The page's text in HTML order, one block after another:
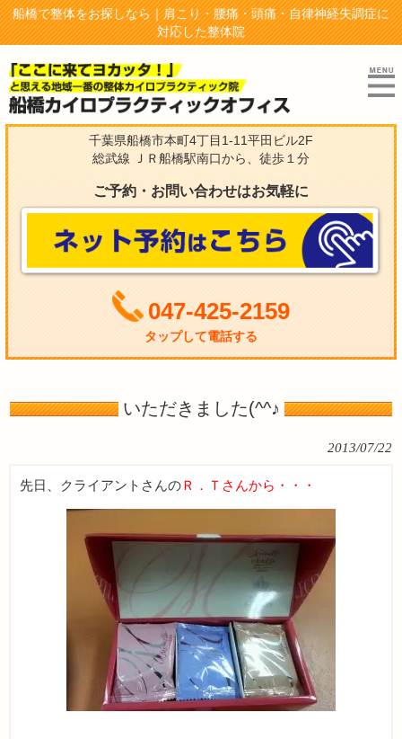
船橋で整体をお探しなら｜肩こり・腰痛・頭痛・自律神経失調症に
対応した整体院
千葉県船橋市本町4丁目1-11平田ビル2F
総武線 ＪＲ船橋駅南口から、徒歩１分
ご予約・お問い合わせはお気軽に
047-425-2159
タップして電話する
いただきました(^^♪
2013/07/22
先日、クライアントさんのＲ．Ｔさんから・・・